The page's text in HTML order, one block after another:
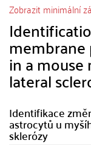
Zobrazit minimální
in a
lateral
Identifikace
astrocytů u
sklerózy